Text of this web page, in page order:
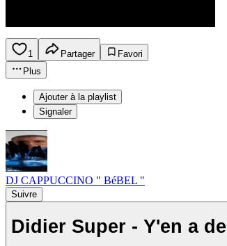
1 Partager
Favori
Plus
Ajouter à la playlist
Signaler
DJ CAPPUCCINO " BéBEL "
Suivre
Didier Super - Y'en a